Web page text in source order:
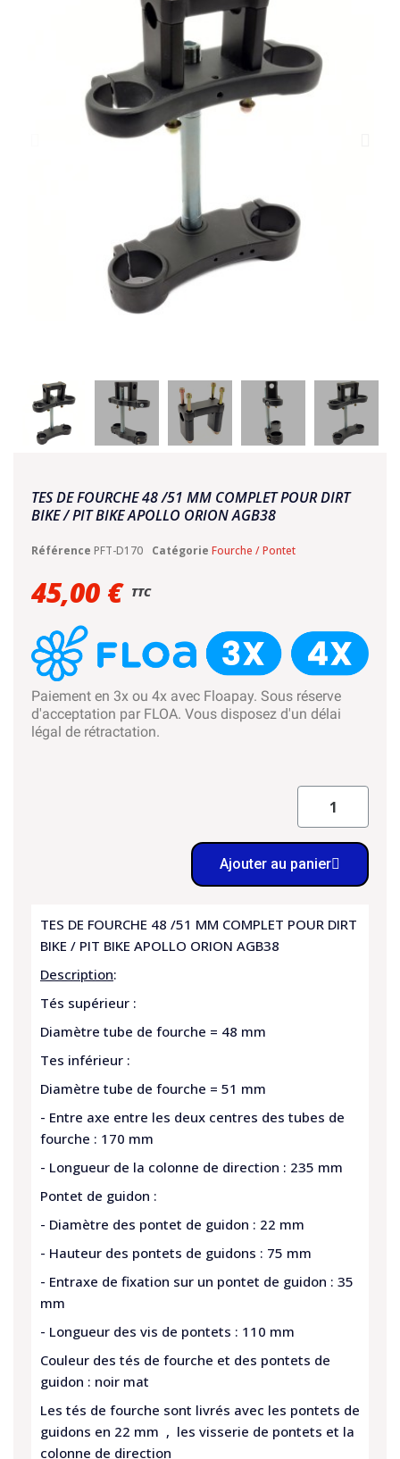
TES DE FOURCHE 48 /51 MM COMPLET POUR DIRT
BIKE / PIT BIKE APOLLO ORION AGB38
Référence PFT-D170 Catégorie Fourche / Pontet
45,00 € TTC
Paiement en 3x ou 4x avec Floapay. Sous réserve
d'acceptation par FLOA. Vous disposez d'un délai
légal de rétractation.
Ajouter au panier
TES DE FOURCHE 48 /51 MM COMPLET POUR DIRT
BIKE / PIT BIKE APOLLO ORION AGB38
Description:
Tés supérieur :
Diamètre tube de fourche = 48 mm
Tes inférieur :
Diamètre tube de fourche = 51 mm
- Entre axe entre les deux centres des tubes de
fourche : 170 mm
- Longueur de la colonne de direction : 235 mm
Pontet de guidon :
- Diamètre des pontet de guidon : 22 mm
- Hauteur des pontets de guidons : 75 mm
- Entraxe de fixation sur un pontet de guidon : 35
mm
- Longueur des vis de pontets : 110 mm
Couleur des tés de fourche et des pontets de
guidon : noir mat
Les tés de fourche sont livrés avec les pontets de
guidons en 22 mm , les visserie de pontets et la
colonne de direction